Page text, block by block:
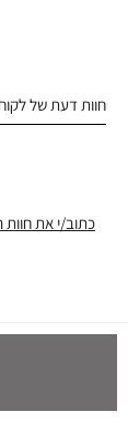
חוות דעת של
כתוב/י את